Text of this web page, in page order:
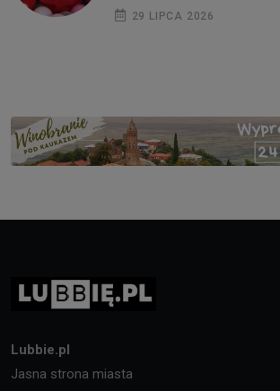
29 LIPCA 2026
Lubbie.pl
Jasna strona miasta